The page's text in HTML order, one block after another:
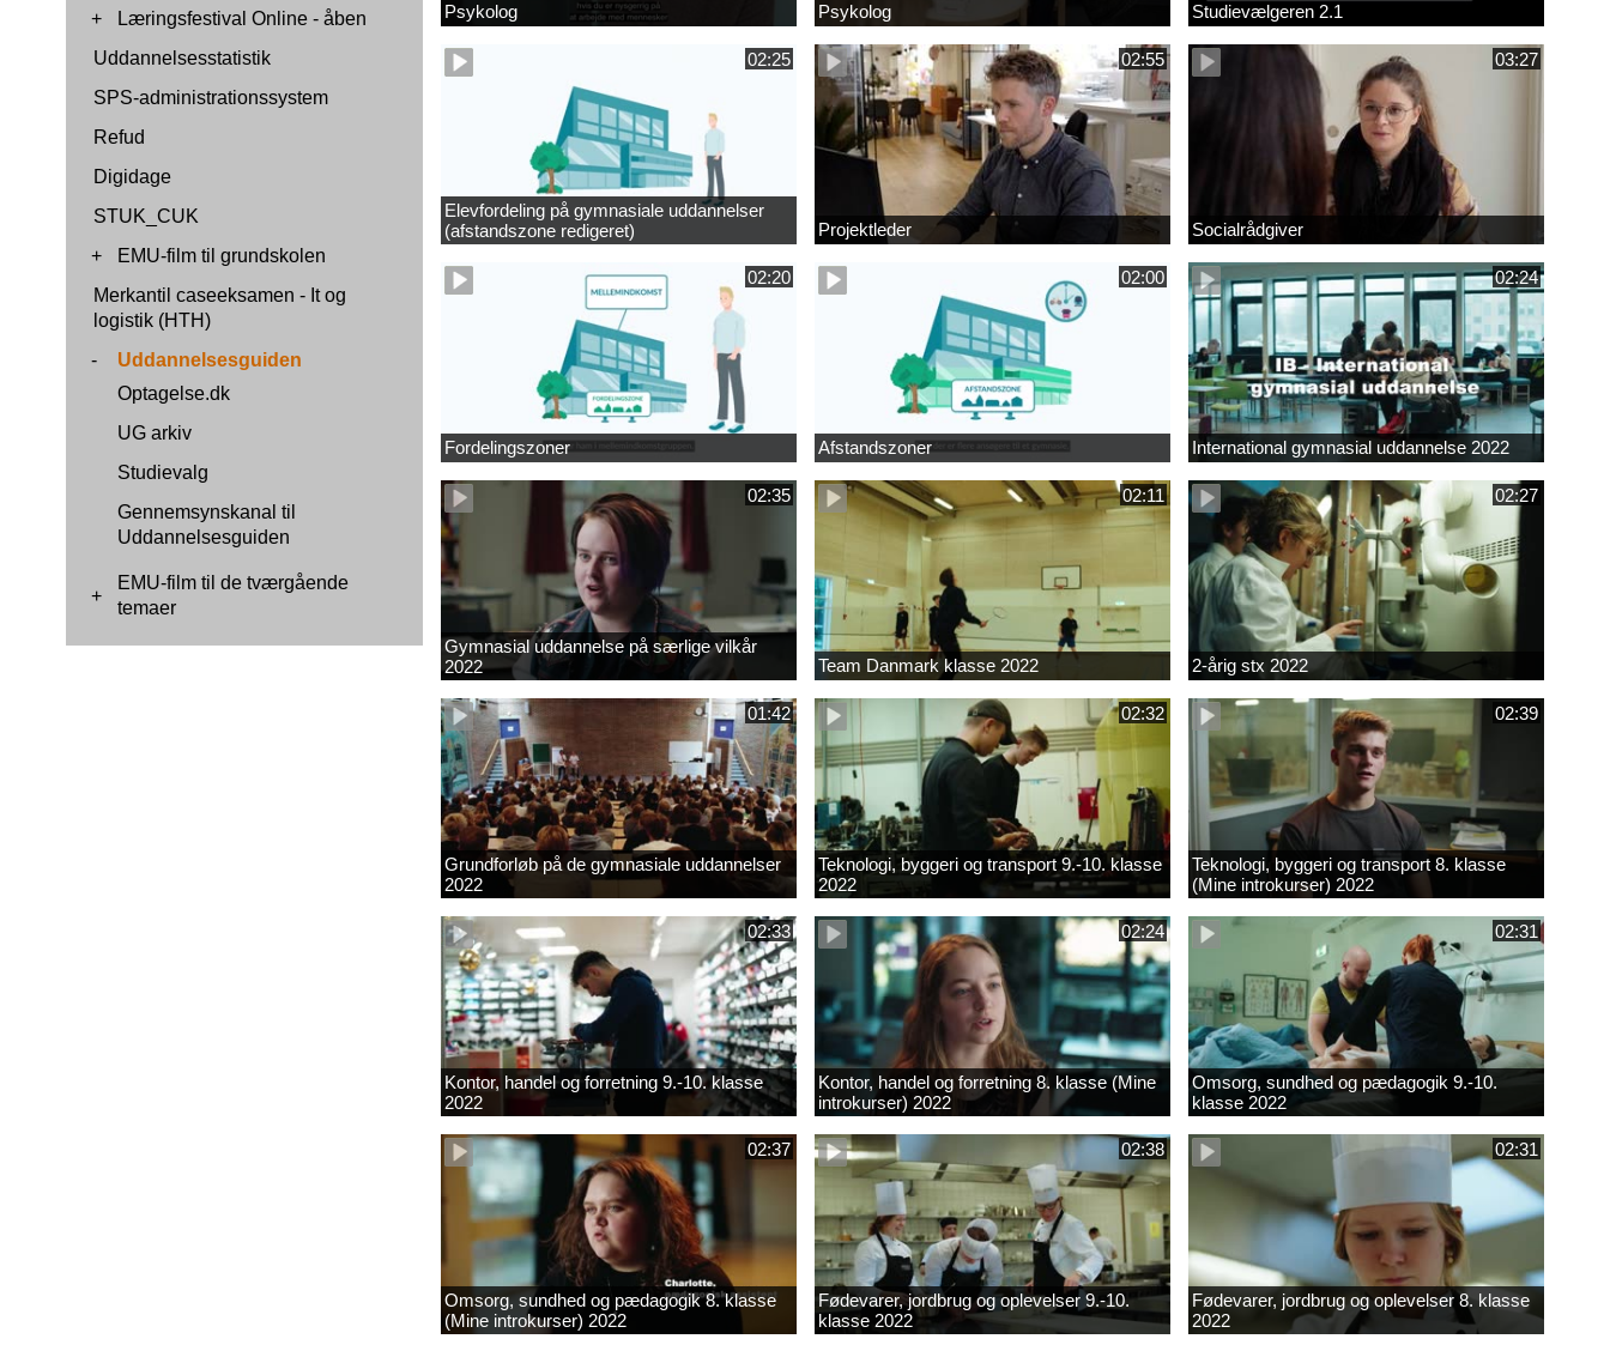
+
Læringsfestival Online - åben
Uddannelsesstatistik
SPS-administrationssystem
Refud
Digidage
STUK_CUK
+
EMU-film til grundskolen
Merkantil caseeksamen - It og
logistik (HTH)
-
Uddannelsesguiden
Optagelse.dk
UG arkiv
Studievalg
Gennemsynskanal til
Uddannelsesguiden
+
EMU-film til de tværgående
temaer
Psykolog Psykolog Studievælgeren 2.1
02:25
Elevfordeling på gymnasiale uddannelser
(afstandszone redigeret)
02:55
Projektleder
03:27
Socialrådgiver
02:20
Fordelingszoner
02:00
Afstandszoner
02:24
International gymnasial uddannelse 2022
02:35
Gymnasial uddannelse på særlige vilkår
2022
02:11
Team Danmark klasse 2022
02:27
2-årig stx 2022
01:42
Grundforløb på de gymnasiale uddannelser
2022
02:32
Teknologi, byggeri og transport 9.-10. klasse
2022
02:39
Teknologi, byggeri og transport 8. klasse
(Mine introkurser) 2022
02:33
Kontor, handel og forretning 9.-10. klasse
2022
02:24
Kontor, handel og forretning 8. klasse (Mine
introkurser) 2022
02:31
Omsorg, sundhed og pædagogik 9.-10.
klasse 2022
02:37
Omsorg, sundhed og pædagogik 8. klasse
(Mine introkurser) 2022
02:38
Fødevarer, jordbrug og oplevelser 9.-10.
klasse 2022
02:31
Fødevarer, jordbrug og oplevelser 8. klasse
2022